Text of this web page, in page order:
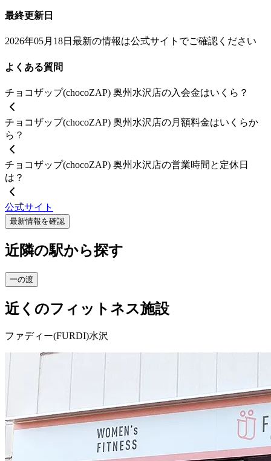
最終更新日
2026年05月18日 最新の情報は公式サイトでご確認ください
よくある質問
チョコザップ(chocoZAP) 奥州水沢店の入会金はいくら？
チョコザップ(chocoZAP) 奥州水沢店の月額料金はいくらか
ら？
チョコザップ(chocoZAP) 奥州水沢店の営業時間と定休日
は？
公式サイト
最新情報を確認
近隣の駅から探す
一の渡
近くのフィットネス施設
ファディー(FURDI)水沢